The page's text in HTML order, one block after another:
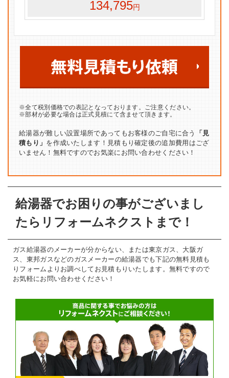
134,795円
※全て税別価格での表記となっております。ご注意ください。
※部材が必要な場合は正式見積にて含ませて頂きます。
給湯器が難しい設置場所であってもお客様のご自宅に合う
「見
積もり」 を作成いたします！見積もり確定後の追加費用はござ
いません！無料ですのでお気楽にお問い合わせください！
給湯器でお困りの事がございまし
たらリフォームネクストまで！
ガス給湯器のメーカーが分からない、または東京ガス、大阪ガ
ス、東邦ガスなどのガスメーカーの給湯器でも下記の無料見積も
りフォームよりお調べしてお見積もりいたします。無料ですので
お気軽にお問い合わせください！